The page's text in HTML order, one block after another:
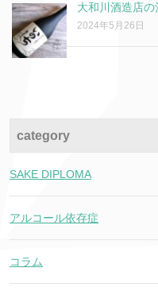
大和川酒造店
2024年5月26日
category
SAKE DIPLOMA
アルコール依存症
コラム